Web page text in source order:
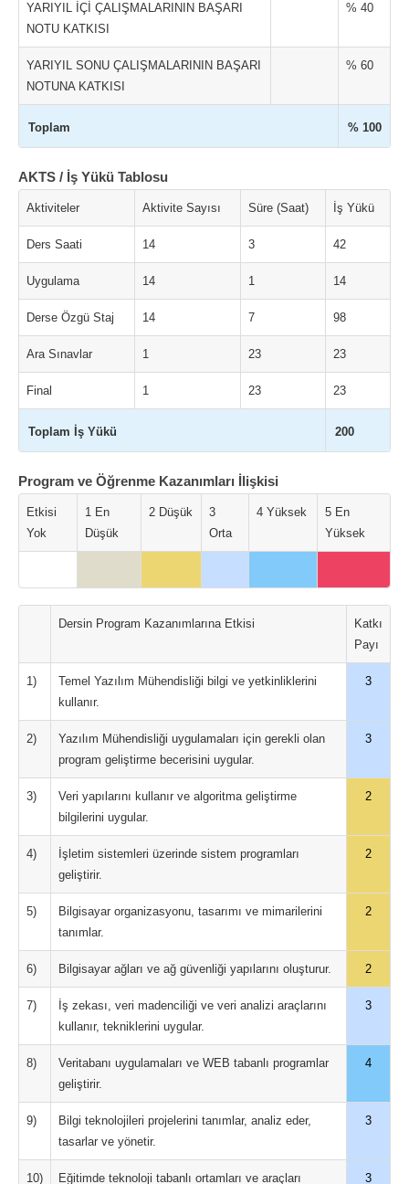
YARIYIL İÇİ ÇALIŞMALARININ BAŞARI
NOTU KATKISI
% 40
YARIYIL SONU ÇALIŞMALARININ BAŞARI
NOTUNA KATKISI
% 60
Toplam % 100
AKTS / İş Yükü Tablosu
Aktiviteler Aktivite Sayısı Süre (Saat) İş Yükü
Ders Saati 14 3 42
Uygulama 14 1 14
Derse Özgü Staj 14 7 98
Ara Sınavlar 1 23 23
Final 1 23 23
Toplam İş Yükü 200
Program ve Öğrenme Kazanımları İlişkisi
Etkisi
Yok
1 En
Düşük
2 Düşük
3
Orta
4 Yüksek
5 En
Yüksek
Dersin Program Kazanımlarına Etkisi
Katkı
Payı
1)
Temel Yazılım Mühendisliği bilgi ve yetkinliklerini
kullanır.
3
2)
Yazılım Mühendisliği uygulamaları için gerekli olan
program geliştirme becerisini uygular.
3
3)
Veri yapılarını kullanır ve algoritma geliştirme
bilgilerini uygular.
2
4)
İşletim sistemleri üzerinde sistem programları
geliştirir.
2
5)
Bilgisayar organizasyonu, tasarımı ve mimarilerini
tanımlar.
2
6) Bilgisayar ağları ve ağ güvenliği yapılarını oluşturur. 2
7)
İş zekası, veri madenciliği ve veri analizi araçlarını
kullanır, tekniklerini uygular.
3
8)
Veritabanı uygulamaları ve WEB tabanlı programlar
geliştirir.
4
9)
Bilgi teknolojileri projelerini tanımlar, analiz eder,
tasarlar ve yönetir.
3
10) Eğitimde teknoloji tabanlı ortamları ve araçları 3